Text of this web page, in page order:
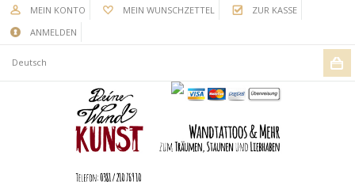
MEIN KONTO MEIN WUNSCHZETTEL
ZUR KASSE
ANMELDEN
Deutsch